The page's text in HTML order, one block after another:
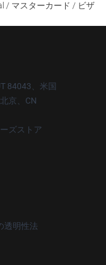
/ マスターカード / ビザ
84043、米国
京、CN
ズストア
透明性法